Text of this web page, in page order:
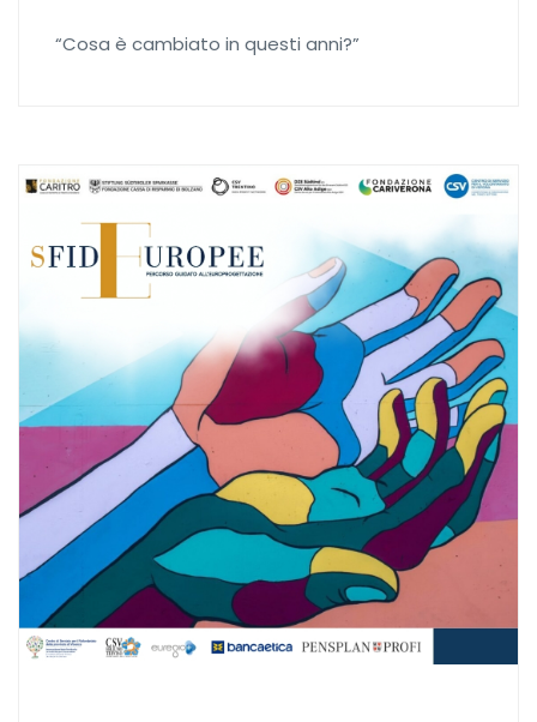
“Cosa è cambiato in questi anni?”